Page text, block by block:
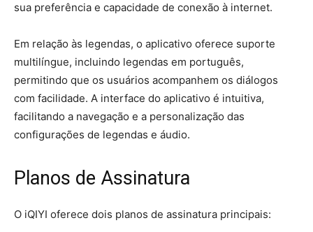
sua preferência e capacidade de conexão à internet.
Em relação às legendas, o aplicativo oferece suporte
multilíngue, incluindo legendas em português,
permitindo que os usuários acompanhem os diálogos
com facilidade. A interface do aplicativo é intuitiva,
facilitando a navegação e a personalização das
configurações de legendas e áudio.
Planos de Assinatura
O iQIYI oferece dois planos de assinatura principais: